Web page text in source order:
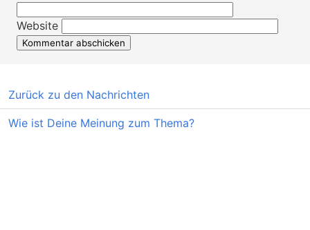
Website
Zurück zu den Nachrichten
Wie ist Deine Meinung zum Thema?